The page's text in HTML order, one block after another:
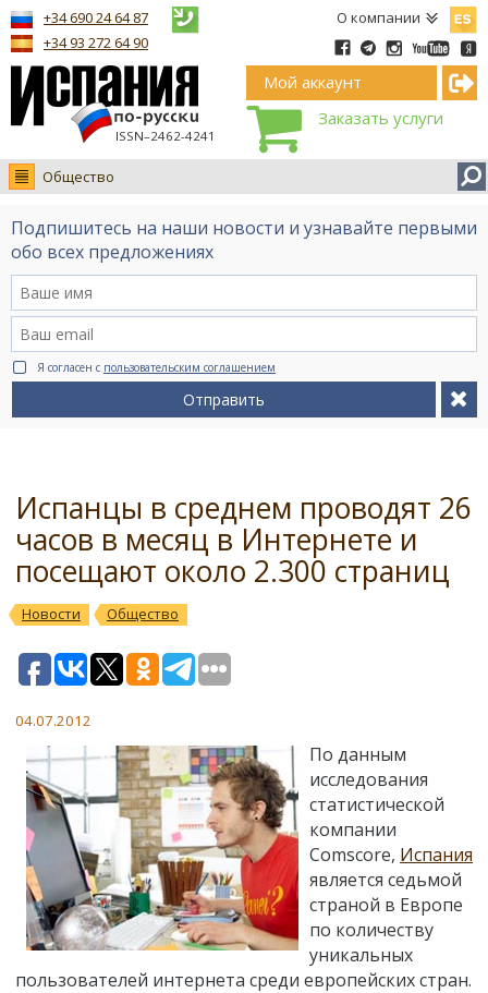
О компании
ISSN–2462-4241
+34 690 24 64 87
+34 93 272 64 90
Мой аккаунт
Заказать услуги
Общество
Новости
Интервью
Видео Ruso.TV
BCN life
Сервис на немецком
Подпишитесь на наши новости и узнавайте первыми
обо всех предложениях
Я согласен с пользовательским соглашением
Отправить
Испанцы в среднем проводят 26
часов в месяц в Интернете и
посещают около 2.300 страниц
Новости Общество
04.07.2012
По данным
исследования
статистической
компании
Comscore, Испания
является седьмой
страной в Европе
по количеству
уникальных
пользователей интернета среди европейских стран.